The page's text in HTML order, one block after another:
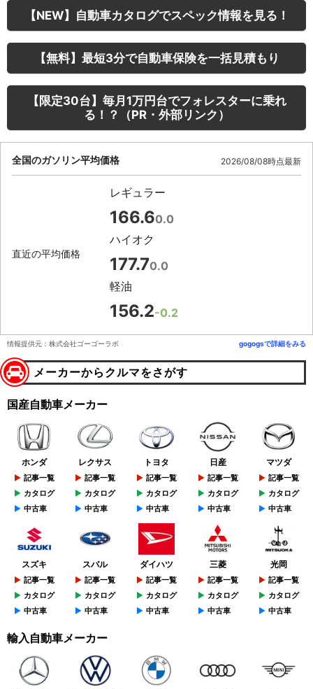
【NEW】自動車カタログでスペック情報を見る！
【無料】最短3分で自動車保険を一括見積もり
【限定30台】毎月1万円台でフォレスターに乗れ
る！？（PR・外部リンク）
全国のガソリン平均価格 2026/08/08時点最新
直近の平均価格
レギュラー
166.60.0
ハイオク
177.70.0
軽油
156.2-0.2
情報提供元：株式会社ゴーゴーラボ gogogsで詳細をみる
メーカーからクルマをさがす
国産自動車メーカー
ホンダ
記事一覧
カタログ
中古車
レクサス
記事一覧
カタログ
中古車
トヨタ
記事一覧
カタログ
中古車
日産
記事一覧
カタログ
中古車
マツダ
記事一覧
カタログ
中古車
スズキ
記事一覧
カタログ
中古車
スバル
記事一覧
カタログ
中古車
ダイハツ
記事一覧
カタログ
中古車
三菱
記事一覧
カタログ
中古車
光岡
記事一覧
カタログ
中古車
輸入自動車メーカー